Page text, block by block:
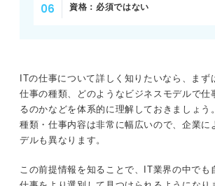
る
③業務に必要なスキル・知
身に付けられる
未経験者必見！ ITの仕事に就くた
と良いこと3選
ExcelやWordの基本的操作
資格：必須ではない
ITの仕事について詳しく知りたいなら、まず
仕事の種類、どのようなビジネスモデルで仕
るのかなどを体系的に理解しておきましょう
種類・仕事内容は非常に幅広いので、企業に
デルも異なります。
この前提情報を知ることで、IT業界の中でも
クラウドエンジニア
セキュリティエンジニア
組み込みエンジニア